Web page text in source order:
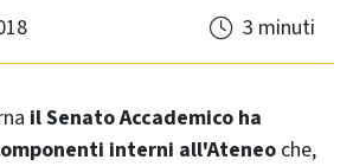
3 minuti
il Senato Accademico ha
interni all'Ateneo che,